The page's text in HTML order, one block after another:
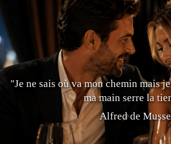
"Je ne sais où va mon chemin mais
ma main serre la
Alfred de